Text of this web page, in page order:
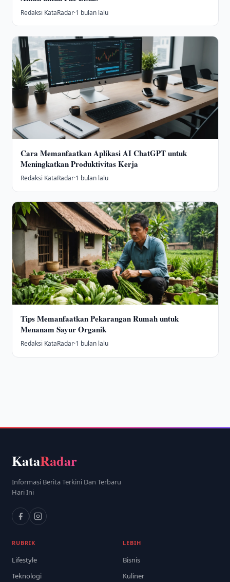
Redaksi KataRadar·1 bulan lalu
Cara Memanfaatkan Aplikasi AI ChatGPT untuk
Meningkatkan Produktivitas Kerja
Redaksi KataRadar·1 bulan lalu
Tips Memanfaatkan Pekarangan Rumah untuk
Menanam Sayur Organik
Redaksi KataRadar·1 bulan lalu
KataRadar
Informasi Berita Terkini Dan Terbaru
Hari Ini
RUBRIK
Lifestyle
Teknologi
LEBIH
Bisnis
Kuliner